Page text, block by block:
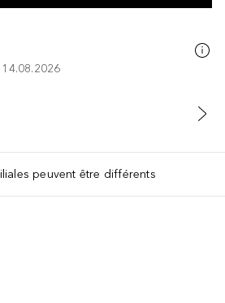
peuvent être différents